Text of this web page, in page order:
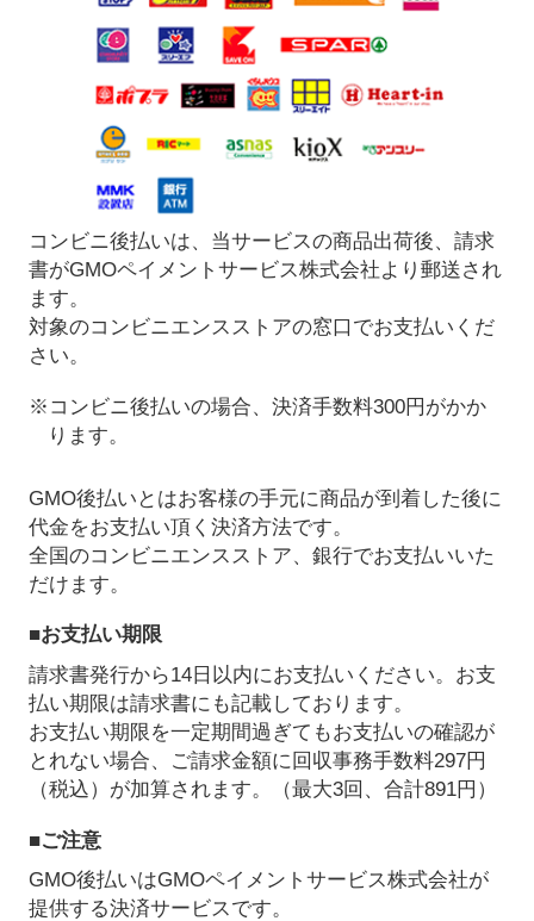
コンビニ後払いは、当サービスの商品出荷後、請求
書がGMOペイメントサービス株式会社より郵送され
ます。
対象のコンビニエンスストアの窓口でお支払いくだ
さい。
※コンビニ後払いの場合、決済手数料300円がかか
ります。
GMO後払いとはお客様の手元に商品が到着した後に
代金をお支払い頂く決済方法です。
全国のコンビニエンスストア、銀行でお支払いいた
だけます。
■お支払い期限
請求書発行から14日以内にお支払いください。お支
払い期限は請求書にも記載しております。
お支払い期限を一定期間過ぎてもお支払いの確認が
とれない場合、ご請求金額に回収事務手数料297円
（税込）が加算されます。（最大3回、合計891円）
■ご注意
GMO後払いはGMOペイメントサービス株式会社が
提供する決済サービスです。